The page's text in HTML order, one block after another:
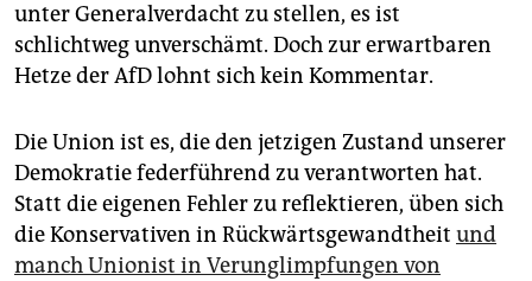
unter Generalverdacht zu stellen, es ist
schlichtweg unverschämt. Doch zur erwartbaren
Hetze der AfD lohnt sich kein Kommentar.
Die Union ist es, die den jetzigen Zustand unserer
Demokratie federführend zu verantworten hat.
Statt die eigenen Fehler zu reflektieren, üben sich
die Konservativen in Rückwärtsgewandtheit und
manch Unionist in Verunglimpfungen von